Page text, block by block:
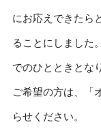
にお応えできたら
ることにしました
でのひとときとな
ご希望の方は、「
らせください。